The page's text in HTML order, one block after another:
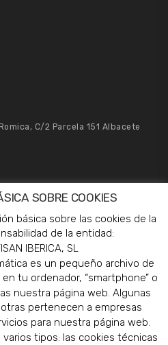
C/2 Parcela 151 Albacete
SOBRE COOKIES
básica sobre las cookies de la
de la entidad:
IBERICA, SL
es un pequeño archivo de
tu ordenador, “smartphone” o
nuestra página web. Algunas
pertenecen a empresas
para nuestra página web.
tipos: las cookies técnicas